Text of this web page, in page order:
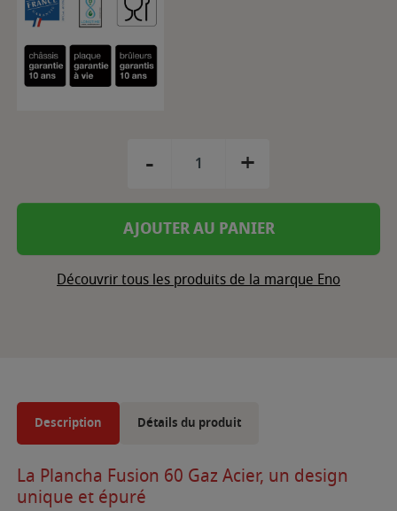
- +
AJOUTER AU PANIER
Découvrir tous les produits de la marque Eno
Description Détails du produit
La Plancha Fusion 60 Gaz Acier, un design
unique et épuré